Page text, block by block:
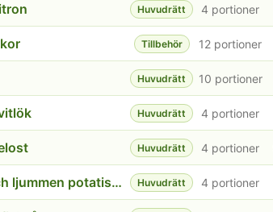
Huvudrätt 4 portioner
Tillbehör 12 portioner
Huvudrätt 10 portioner
Huvudrätt 4 portioner
Huvudrätt 4 portioner
Kalvstek med rödvinsmarinad och ljummen potatissallad Huvudrätt 4 portioner